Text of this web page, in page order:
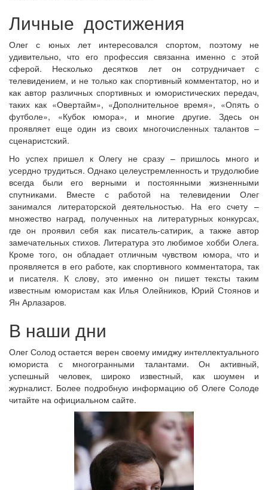
Личные достижения
Олег с юных лет интересовался спортом, поэтому не
удивительно, что его профессия связанна именно с этой
сферой. Несколько десятков лет он сотрудничает с
телевидением, и не только как спортивный комментатор, но и
как автор различных спортивных и юмористических передач,
таких как «Овертайм», «Дополнительное время», «Опять о
футболе», «Кубок юмора», и многие другие. Здесь он
проявляет еще один из своих многочисленных талантов –
сценаристский.
Но успех пришел к Олегу не сразу – пришлось много и
усердно трудиться. Однако целеустремленность и трудолюбие
всегда были его верными и постоянными жизненными
спутниками. Вместе с работой на телевидении Олег
занимался литераторской деятельностью. На его счету –
множество наград, полученных на литературных конкурсах,
где он проявил себя как писатель-сатирик, а также автор
замечательных стихов. Литература это любимое хобби Олега.
Кроме того, он обладает отличным чувством юмора, что и
проявляется в его работе, как спортивного комментатора, так
и писателя. К слову, это именно он пишет тексты таким
известным юмористам как Илья Олейников, Юрий Стоянов и
Ян Арлазаров.
В наши дни
Олег Солод остается верен своему имиджу интеллектуального
юмориста с многогранными талантами. Он активный,
успешный человек, широко известный, как шоумен и
журналист. Более подробную информацию об Олеге Солоде
читайте на официальном сайте.